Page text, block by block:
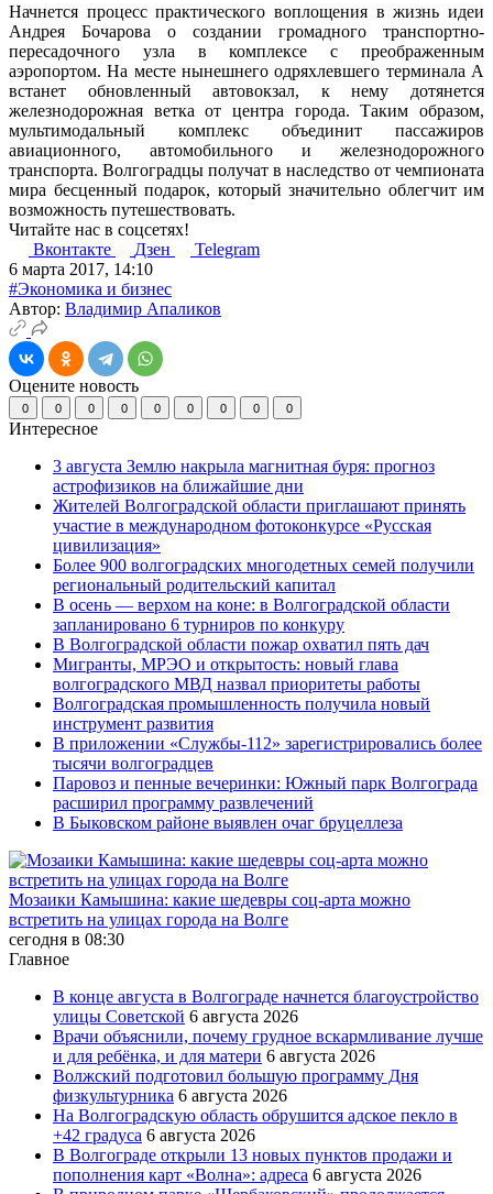
Начнется процесс практического воплощения в жизнь идеи
Андрея Бочарова о создании громадного транспортно-
пересадочного узла в комплексе с преображенным
аэропортом. На месте нынешнего одряхлевшего терминала А
встанет обновленный автовокзал, к нему дотянется
железнодорожная ветка от центра города. Таким образом,
мультимодальный комплекс объединит пассажиров
авиационного, автомобильного и железнодорожного
транспорта. Волгоградцы получат в наследство от чемпионата
мира бесценный подарок, который значительно облегчит им
возможность путешествовать.
Читайте нас в соцсетях!
Вконтакте
Дзен
Telegram
6 марта 2017, 14:10
#Экономика и бизнес
Автор: Владимир Апаликов
Оцените новость
0 0 0 0 0 0 0 0 0
Интересное
3 августа Землю накрыла магнитная буря: прогноз
астрофизиков на ближайшие дни
Жителей Волгоградской области приглашают принять
участие в международном фотоконкурсе «Русская
цивилизация»
Более 900 волгоградских многодетных семей получили
региональный родительский капитал
В осень — верхом на коне: в Волгоградской области
запланировано 6 турниров по конкуру
В Волгоградской области пожар охватил пять дач
Мигранты, МРЭО и открытость: новый глава
волгоградского МВД назвал приоритеты работы
Волгоградская промышленность получила новый
инструмент развития
В приложении «Службы-112» зарегистрировались более
тысячи волгоградцев
Паровоз и пенные вечеринки: Южный парк Волгограда
расширил программу развлечений
В Быковском районе выявлен очаг бруцеллеза
Мозаики Камышина: какие шедевры соц-арта можно
встретить на улицах города на Волге
сегодня в 08:30
Главное
В конце августа в Волгограде начнется благоустройство
улицы Советской 6 августа 2026
Врачи объяснили, почему грудное вскармливание лучше
и для ребёнка, и для матери 6 августа 2026
Волжский подготовил большую программу Дня
физкультурника 6 августа 2026
На Волгоградскую область обрушится адское пекло в
+42 градуса 6 августа 2026
В Волгограде открыли 13 новых пунктов продажи и
пополнения карт «Волна»: адреса 6 августа 2026